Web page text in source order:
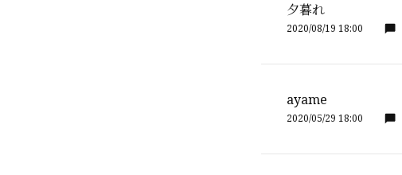
夕暮れ
2020/08/19 18:00
ayame
2020/05/29 18:00